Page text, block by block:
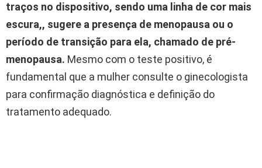
traços no dispositivo, sendo uma linha de cor mais
escura,, sugere a presença de menopausa ou o
período de transição para ela, chamado de pré-
menopausa. Mesmo com o teste positivo, é
fundamental que a mulher consulte o ginecologista
para confirmação diagnóstica e definição do
tratamento adequado.